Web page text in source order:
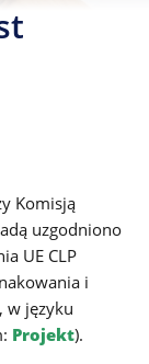
Komisją
uzgodniono
UE CLP
i
w języku
Projekt).